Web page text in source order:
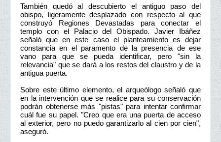
También quedó al descubierto el antiguo paso del
obispo, ligeramente desplazado con respecto al que
construyó Regiones Devastadas para conectar el
templo con el Palacio del Obispado. Javier Ibáñez
señaló que en este caso el planteamiento es dejar
constancia en el paramento de la presencia de ese
vano para que se pueda identificar, pero "sin la
relevancia" que se dará a los restos del claustro y de la
antigua puerta.
Sobre este último elemento, el arqueólogo señaló que
en la intervención que se realice para su conservación
podrán obtenerse más "pistas" para intentar confirmar
cuál fue su papel. "Creo que era una puerta de acceso
al exterior, pero no puedo garantizarlo al cien por cien",
aseguró.